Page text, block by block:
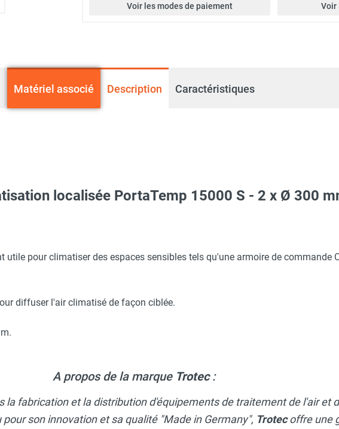
Voir les modes de paiement Voir
Matériel associé Description Caractéristiques
PT 15000 S - TROTEC
localisée PortaTemp 15000 S - 2 x Ø 300
utile pour climatiser des espaces sensibles tels qu'une armoire de commande
diffuser l'air climatisé de façon ciblée.
A propos de la marque Trotec:
la fabrication et la distribution d'équipements de traitement de l'air et
pour son innovation et sa qualité "Made in Germany", Trotecoffre une